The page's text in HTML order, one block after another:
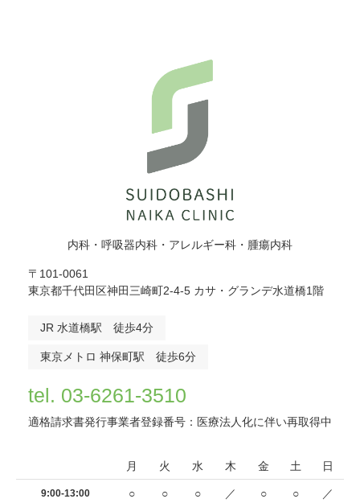
内科・呼吸器内科・アレルギー科・腫瘍内科
〒101-0061
東京都千代田区神田三崎町2-4-5 カサ・グランデ水道橋1階
JR 水道橋駅 徒歩4分
東京メトロ 神保町駅 徒歩6分
tel. 03-6261-3510
適格請求書発行事業者登録番号：医療法人化に伴い再取得中
月 火 水 木 金 土 日
9:00-13:00 ○ ○ ○ ／ ○ ○ ／